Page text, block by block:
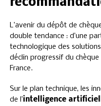
L’avenir du dépôt de
double tendance : d’une
technologique des
déclin progressif du
France.
Sur le plan technique, les
de l’intelligence